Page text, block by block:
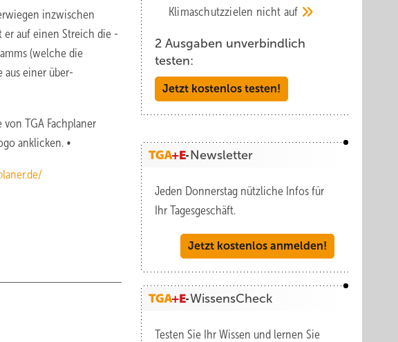
inzwischen
er auf einen Streich die
(welche die
aus einer über­
TGA Fachplaner
anklicken. •
Klima­schutz­zielen nicht auf
2 Ausgaben unverbindlich
testen:
Jetzt kostenlos testen!
Newsletter
Jeden Donnerstag nützliche Infos für
Ihr Tagesgeschäft.
Jetzt kostenlos anmelden!
WissensCheck
Testen Sie Ihr Wissen und lernen Sie